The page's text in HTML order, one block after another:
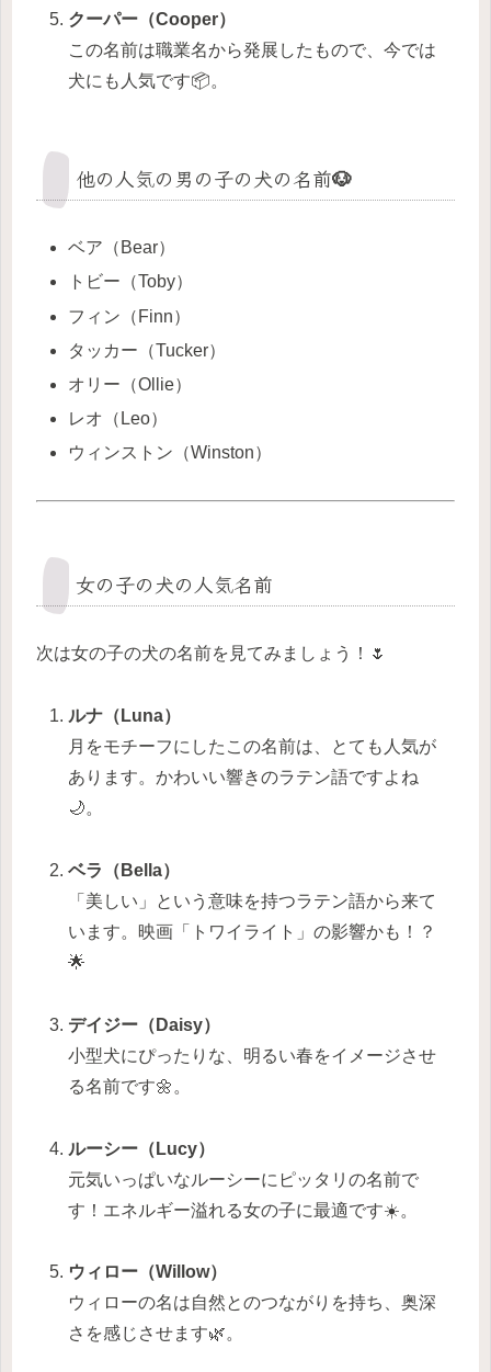
クーパー（Cooper）
この名前は職業名から発展したもので、今では
犬にも人気です📦。
他の人気の男の子の犬の名前🐶
ベア（Bear）
トビー（Toby）
フィン（Finn）
タッカー（Tucker）
オリー（Ollie）
レオ（Leo）
ウィンストン（Winston）
女の子の犬の人気名前
次は女の子の犬の名前を見てみましょう！🌷
ルナ（Luna）
月をモチーフにしたこの名前は、とても人気が
あります。かわいい響きのラテン語ですよね
🌙。
ベラ（Bella）
「美しい」という意味を持つラテン語から来て
います。映画「トワイライト」の影響かも！？
🌟
デイジー（Daisy）
小型犬にぴったりな、明るい春をイメージさせ
る名前です🌼。
ルーシー（Lucy）
元気いっぱいなルーシーにピッタリの名前で
す！エネルギー溢れる女の子に最適です☀️。
ウィロー（Willow）
ウィローの名は自然とのつながりを持ち、奥深
さを感じさせます🌿。